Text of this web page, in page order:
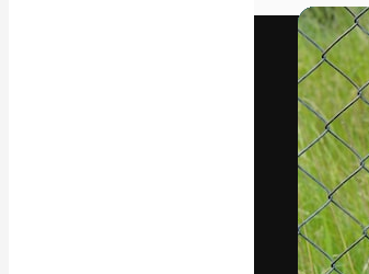
Vídeos
Clipes de
Animações
Modelos
Ícones
Modelos 3D
Fontes